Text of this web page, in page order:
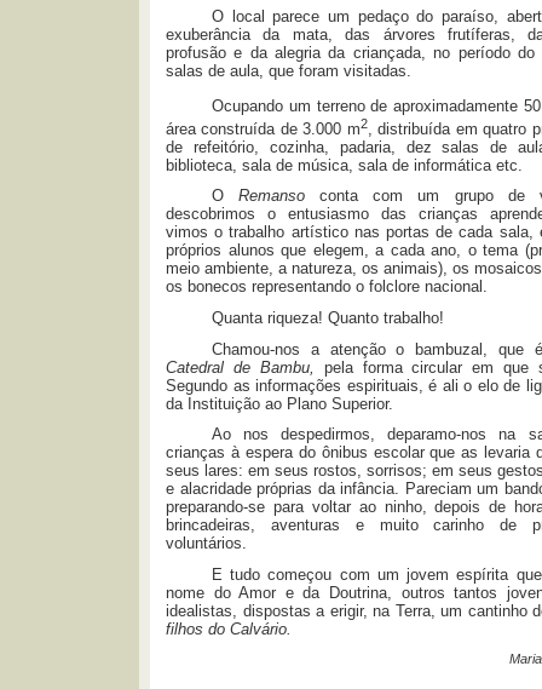
O local parece um pedaço do paraíso,
exuberância da mata, das árvores frutíferas,
profusão e da alegria da criançada, no período do
salas de aula, que foram visitadas.
Ocupando um terreno de aproximadamente
área construída de 3.000 m2, distribuída em quatro
de refeitório, cozinha, padaria, dez salas de
biblioteca, sala de música, sala de informática etc.
O Remansoconta com um grupo de
descobrimos o entusiasmo das crianças
vimos o trabalho artístico nas portas de cada sala,
próprios alunos que elegem, a cada ano, o tema
meio ambiente, a natureza, os animais), os
os bonecos representando o folclore nacional.
Quanta riqueza! Quanto trabalho!
Chamou-nos a atenção o bambuzal, que
Catedral de Bambu,
pela forma circular em que
Segundo as informações espirituais, é ali o elo de
da Instituição ao Plano Superior.
Ao nos despedirmos, deparamo-nos na
crianças à espera do ônibus escolar que as levaria
seus lares: em seus rostos, sorrisos; em seus
e alacridade próprias da infância. Pareciam um
preparando-se para voltar ao ninho, depois de
brincadeiras, aventuras e muito carinho de
voluntários.
E tudo começou com um jovem espírita
nome do Amor e da Doutrina, outros tantos
idealistas, dispostas a erigir, na Terra, um cantinho
filhos do Calvário.